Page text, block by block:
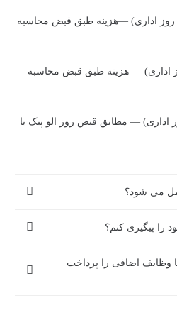
(۱ الی ۷ روز اداری) —هزینه طبق قبض محاسبه
۴ روز اداری) — هزینه طبق قبض محاسبه
اداری) — مطابق قبض روز الو پیک یا
می شود؟
را پیگیری کنم؟
یا وظایف اضافی را پرداخت